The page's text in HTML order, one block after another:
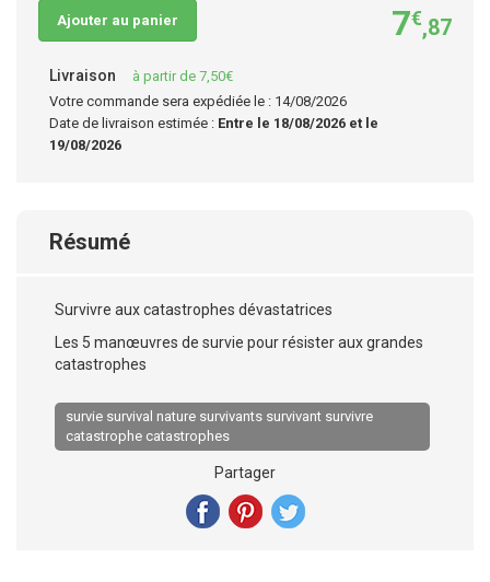
Ajouter au panier 7€,87
Livraison
à partir de 7,50€
Votre commande sera expédiée le : 14/08/2026
Date de livraison estimée : Entre le 18/08/2026 et le
19/08/2026
Résumé
Survivre aux catastrophes dévastatrices
Les 5 manœuvres de survie pour résister aux grandes
catastrophes
survie survival nature survivants survivant survivre
catastrophe catastrophes
Partager